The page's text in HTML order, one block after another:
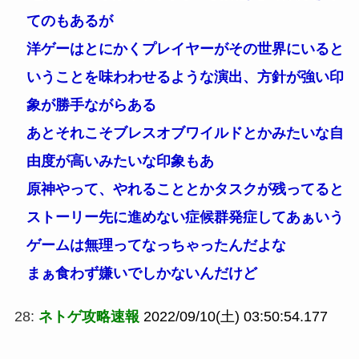
てのもあるが
洋ゲーはとにかくプレイヤーがその世界にいると
いうことを味わわせるような演出、方針が強い印
象が勝手ながらある
あとそれこそブレスオブワイルドとかみたいな自
由度が高いみたいな印象もあ
原神やって、やれることとかタスクが残ってると
ストーリー先に進めない症候群発症してあぁいう
ゲームは無理ってなっちゃったんだよな
まぁ食わず嫌いでしかないんだけど
28: ネトゲ攻略速報 2022/09/10(土) 03:50:54.177